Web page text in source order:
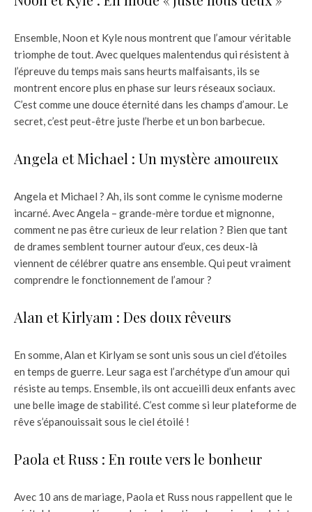
Ensemble, Noon et Kyle nous montrent que l’amour véritable
triomphe de tout. Avec quelques malentendus qui résistent à
l’épreuve du temps mais sans heurts malfaisants, ils se
montrent encore plus en phase sur leurs réseaux sociaux.
C’est comme une douce éternité dans les champs d’amour. Le
secret, c’est peut-être juste l’herbe et un bon barbecue.
Angela et Michael : Un mystère amoureux
Angela et Michael ? Ah, ils sont comme le cynisme moderne
incarné. Avec Angela – grande-mère tordue et mignonne,
comment ne pas être curieux de leur relation ? Bien que tant
de drames semblent tourner autour d’eux, ces deux-là
viennent de célébrer quatre ans ensemble. Qui peut vraiment
comprendre le fonctionnement de l’amour ?
Alan et Kirlyam : Des doux rêveurs
En somme, Alan et Kirlyam se sont unis sous un ciel d’étoiles
en temps de guerre. Leur saga est l’archétype d’un amour qui
résiste au temps. Ensemble, ils ont accueilli deux enfants avec
une belle image de stabilité. C’est comme si leur plateforme de
rêve s’épanouissait sous le ciel étoilé !
Paola et Russ : En route vers le bonheur
Avec 10 ans de mariage, Paola et Russ nous rappellent que le